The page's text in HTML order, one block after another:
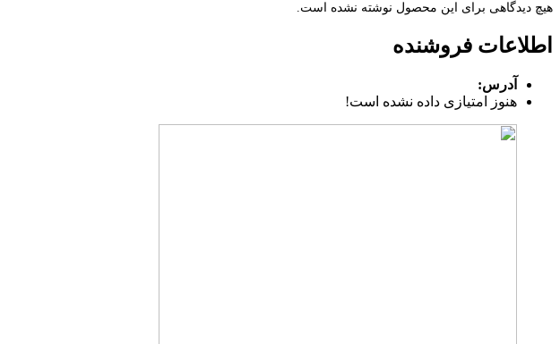
هیچ دیدگاهی برای این محصول نوشته نشده است.
اطلاعات فروشنده
آدرس:
هنوز امتیازی داده نشده است!